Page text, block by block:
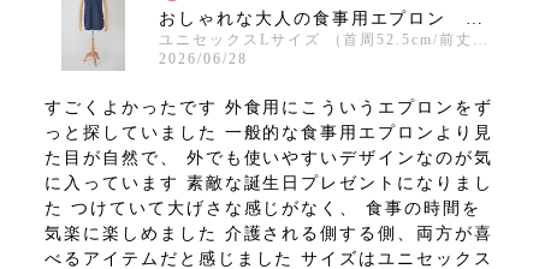
ユニセックスLサイズ （首周52.5cm/前丈83cm/裾幅68cm）
2026/06/28
すごくよかったです 外食用にこういうエプロンをず
っと探していました 一般的な食事用エプロンより見
た目が自然で、 外でも使いやすいデザインなのが気
に入っています 素敵な誕生日プレゼントになりまし
た つけていて大げさな感じがなく、 食事の時間を
気楽に楽しめました 介護される側する側、両方が喜
べるアイテムだと感じました サイズはユニセックス